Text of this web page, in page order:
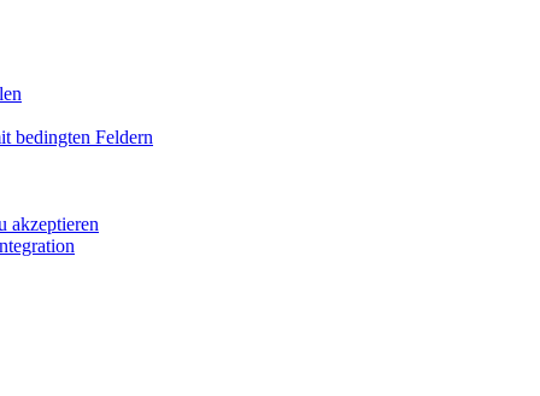
bedingten Feldern
akzeptieren